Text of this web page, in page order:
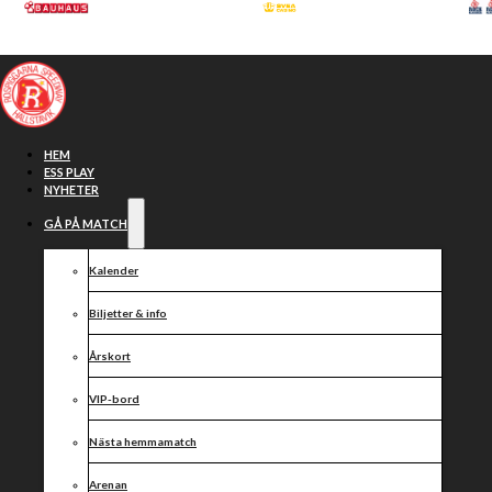
Hoppa till huvudinnehåll
HEM
ESS PLAY
NYHETER
GÅ PÅ MATCH
Kalender
Biljetter & info
Årskort
VIP-bord
Nästa hemmamatch
Arenan
Tack för